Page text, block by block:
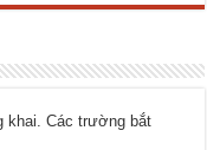
khai. Các trường bắt